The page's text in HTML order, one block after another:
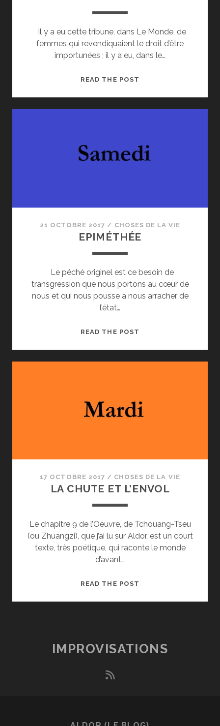
Il y a eu cette tribune, dans Le Monde, de
femmes qui revendiquaient le droit d’être
importunées ; il y a eu, dans le…
READ THE POST
GESTE
21 OCTOBRE 2017 / CHOSES DE LA VIE
EPIMÉTHÉE
Le péché originel est ce besoin de
transgression que nous portons au cœur de
nous et qui nous pousse à nous arracher de
l’état…
READ THE POST
17 OCTOBRE 2017 / CHOSES DE LA VIE
LA CHUTE ET L’ENVOL
Le chapitre 9 de l’Oeuvre, de Tchouang-Tseu
(ou Zhuangzi), que j’ai lu sur Aldor, est un court
texte, très poétique, qui raconte le monde
d’avant…
READ THE POST
IMPROVISATIONS
rss